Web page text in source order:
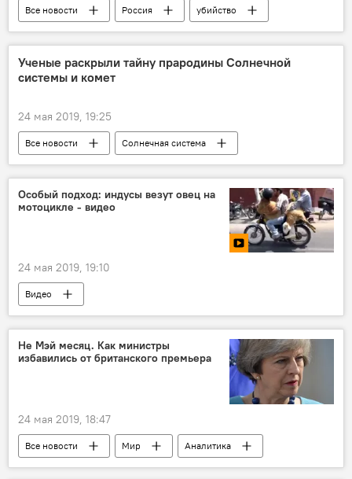
Все новости Россия
убийство
Подмосковье
Ученые раскрыли тайну прародины Солнечной
системы и комет
24 мая 2019, 19:25
Все новости
Солнечная система
Наука и технологии
Особый подход: индусы везут овец на
мотоцикле - видео
24 мая 2019, 19:10
Видео
Не Мэй месяц. Как министры
избавились от британского премьера
24 мая 2019, 18:47
Все новости Мир
Аналитика
Великобритания
Тереза Мэй